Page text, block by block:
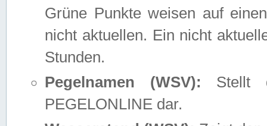
Grüne Punkte weisen auf
nicht aktuellen. Ein nicht
Stunden.
Pegelnamen (WSV): Stellt
PEGELONLINE dar.